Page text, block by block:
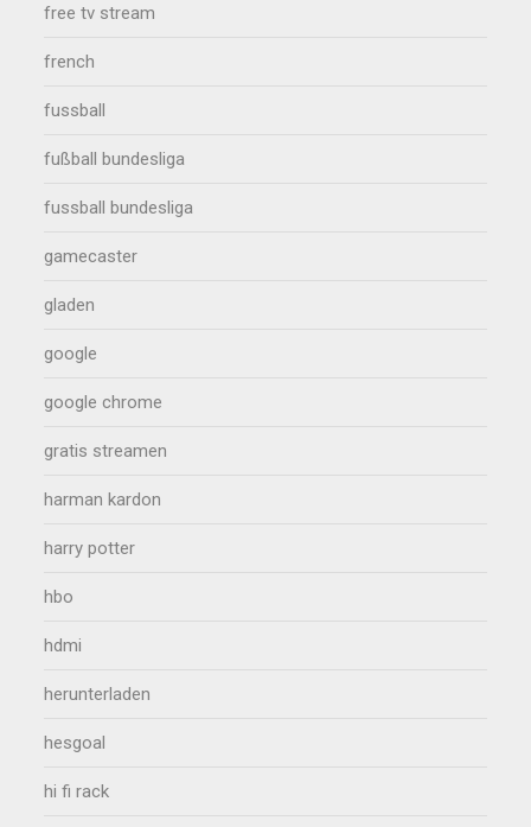
free tv stream
french
fussball
fußball bundesliga
fussball bundesliga
gamecaster
gladen
google
google chrome
gratis streamen
harman kardon
harry potter
hbo
hdmi
herunterladen
hesgoal
hi fi rack